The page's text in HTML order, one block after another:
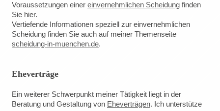
Voraussetzungen einer einvernehmlichen Scheidung finden
Sie hier.
Vertiefende Informationen speziell zur einvernehmlichen
Scheidung finden Sie auch auf meiner Themenseite
scheidung-in-muenchen.de.
Eheverträge
Ein weiterer Schwerpunkt meiner Tätigkeit liegt in der
Beratung und Gestaltung von Eheverträgen. Ich unterstütze